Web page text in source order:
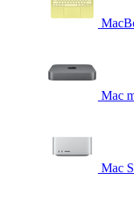
Mac
Mac